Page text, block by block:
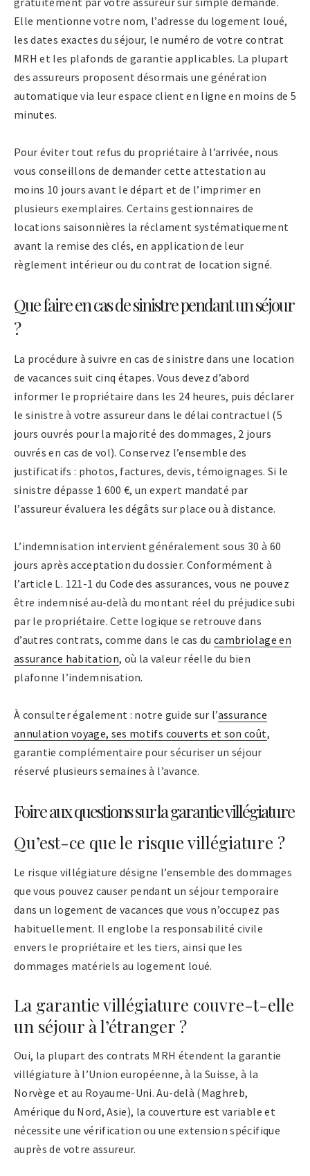
Elle mentionne votre nom, l’adresse du logement loué,
les dates exactes du séjour, le numéro de votre contrat
MRH et les plafonds de garantie applicables. La plupart
des assureurs proposent désormais une génération
automatique via leur espace client en ligne en moins de 5
minutes.
Pour éviter tout refus du propriétaire à l’arrivée, nous
vous conseillons de demander cette attestation au
moins 10 jours avant le départ et de l’imprimer en
plusieurs exemplaires. Certains gestionnaires de
locations saisonnières la réclament systématiquement
avant la remise des clés, en application de leur
règlement intérieur ou du contrat de location signé.
Que faire en cas de sinistre pendant un séjour
?
La procédure à suivre en cas de sinistre dans une location
de vacances suit cinq étapes. Vous devez d’abord
informer le propriétaire dans les 24 heures, puis déclarer
le sinistre à votre assureur dans le délai contractuel (5
jours ouvrés pour la majorité des dommages, 2 jours
ouvrés en cas de vol). Conservez l’ensemble des
justificatifs : photos, factures, devis, témoignages. Si le
sinistre dépasse 1 600 €, un expert mandaté par
l’assureur évaluera les dégâts sur place ou à distance.
L’indemnisation intervient généralement sous 30 à 60
jours après acceptation du dossier. Conformément à
l’article L. 121-1 du Code des assurances, vous ne pouvez
être indemnisé au-delà du montant réel du préjudice subi
par le propriétaire. Cette logique se retrouve dans
d’autres contrats, comme dans le cas ducambriolage en
assurance habitation, où la valeur réelle du bien
plafonne l’indemnisation.
À consulter également : notre guide sur l’assurance
annulation voyage, ses motifs couverts et son coût,
garantie complémentaire pour sécuriser un séjour
réservé plusieurs semaines à l’avance.
Foire aux questions sur la garantie villégiature
Qu’est-ce que le risque villégiature ?
Le risque villégiature désigne l’ensemble des dommages
que vous pouvez causer pendant un séjour temporaire
dans un logement de vacances que vous n’occupez pas
habituellement. Il englobe la responsabilité civile
envers le propriétaire et les tiers, ainsi que les
dommages matériels au logement loué.
La garantie villégiature couvre-t-elle
un séjour à l’étranger ?
Oui, la plupart des contrats MRH étendent la garantie
villégiature à l’Union européenne, à la Suisse, à la
Norvège et au Royaume-Uni. Au-delà (Maghreb,
Amérique du Nord, Asie), la couverture est variable et
nécessite une vérification ou une extension spécifique
auprès de votre assureur.